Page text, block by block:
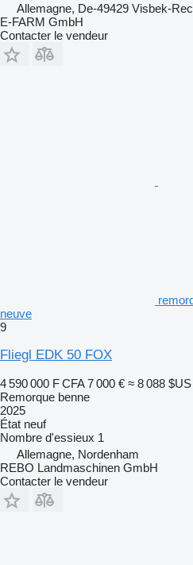
Allemagne, De-49429 Visbek-
E-FARM GmbH
Contacter le vendeur
neuve
9
Fliegl EDK 50 FOX
4 590 000 F CFA 7 000 € ≈ 8 088 $US
Remorque benne
2025
État neuf
Nombre d'essieux 1
Allemagne, Nordenham
REBO Landmaschinen GmbH
Contacter le vendeur